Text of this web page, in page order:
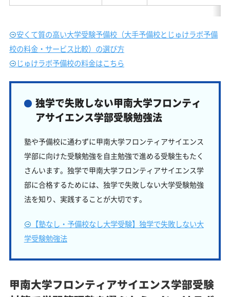
安くて質の高い大学受験予備校（大手予備校とじゅけラボ予備
校の料金・サービス比較）の選び方
じゅけラボ予備校の料金はこちら
独学で失敗しない甲南大学フロンティ
アサイエンス学部受験勉強法
塾や予備校に通わずに甲南大学フロンティアサイエンス
学部に向けた受験勉強を自主勉強で進める受験生もたく
さんいます。独学で甲南大学フロンティアサイエンス学
部に合格するためには、独学で失敗しない大学受験勉強
法を知り、実践することが大切です。
【塾なし・予備校なし大学受験】独学で失敗しない大
学受験勉強法
甲南大学フロンティアサイエンス学部受験